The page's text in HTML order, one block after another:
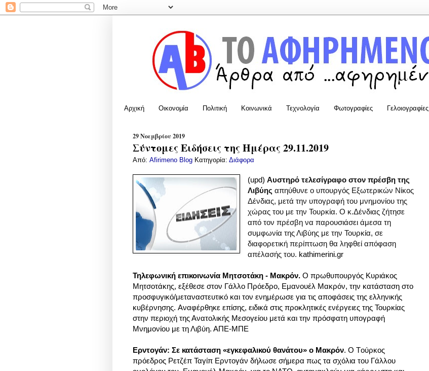
Αρχική Οικονομία Πολιτική Κοινωνικά Τεχνολογία Φωτογραφίες Γελοιογραφίες
29 Νοεμβρίου 2019
Σύντομες Ειδήσεις της Ημέρας 29.11.2019
Από: Afirimeno Blog Κατηγορία: Διάφορα
(upd) Αυστηρό τελεσίγραφο στον πρέσβη της
Λιβύηςαπηύθυνε ο υπουργός Εξωτερικών Νίκος
Δένδιας, μετά την υπογραφή του μνημονίου της
χώρας του με την Τουρκία. Ο κ.Δένδιας ζήτησε
από τον πρέσβη να παρουσιάσει άμεσα τη
συμφωνία της Λιβύης με την Τουρκία, σε
διαφορετική περίπτωση θα ληφθεί απόφαση
απέλασής του. kathimerini.gr
Τηλεφωνική επικοινωνία Μητσοτάκη - Μακρόν. Ο πρωθυπουργός Κυριάκος
Μητσοτάκης, εξέθεσε στον Γάλλο Πρόεδρο, Εμανουέλ Μακρόν, την κατάσταση στο
προσφυγικό/μεταναστευτικό και τον ενημέρωσε για τις αποφάσεις της ελληνικής
κυβέρνησης. Αναφέρθηκε επίσης, ειδικά στις προκλητικές ενέργειες της Τουρκίας
στην περιοχή της Ανατολικής Μεσογείου μετά και την πρόσφατη υπογραφή
Μνημονίου με τη Λιβύη. ΑΠΕ-ΜΠΕ
Ερντογάν: Σε κατάσταση «εγκεφαλικού θανάτου» ο Μακρόν. Ο Tούρκος
πρόεδρος Ρετζέπ Ταγίπ Ερντογάν δήλωσε σήμερα πως τα σχόλια του Γάλλου